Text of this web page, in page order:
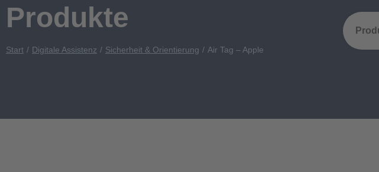
Produkte
Start Digitale Assistenz Sicherheit & Orientierung Air Tag – Apple